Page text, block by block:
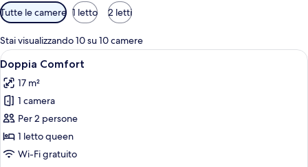
Filtri
disponibili
per
le
camere
Tutte le camere 1 letto 2 letti
Stai visualizzando 10 su 10 camere
Apri
tutte
le
foto
per
Doppia
Comfort
Doppia Comfort | Postazione
8
Doppia Comfort
17 m²
1 camera
Per 2 persone
1 letto queen
Wi-Fi gratuito